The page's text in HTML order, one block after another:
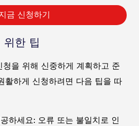
금 신청하기
위한 팁
을 위해 신중하게 계획하고 준
활하게 신청하려면 다음 팁을 따
하세요: 오류 또는 불일치로 인